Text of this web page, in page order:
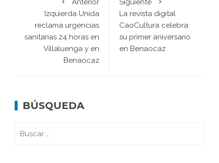
Anterior
Izquierda Unida
reclama urgencias
sanitarias 24 horas en
Villaluenga y en
Benaocaz
Siguiente
La revista digital
CaoCultura celebra
su primer aniversario
en Benaocaz
BÚSQUEDA